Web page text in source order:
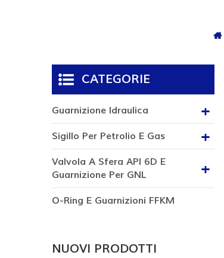
CATEGORIE
Guarnizione Idraulica
Sigillo Per Petrolio E Gas
Valvola A Sfera API 6D E
Guarnizione Per GNL
O-Ring E Guarnizioni FFKM
NUOVI PRODOTTI